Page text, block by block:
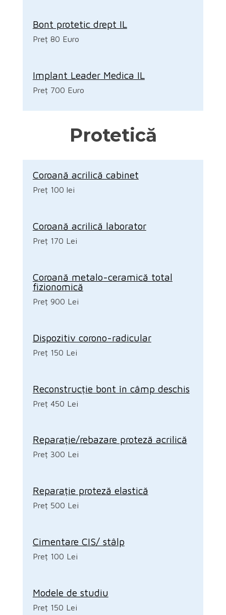
Bont protetic drept IL
Preț 80 Euro
Implant Leader Medica IL
Preț 700 Euro
Protetică
Coroană acrilică cabinet
Preț 100 lei
Coroană acrilică laborator
Preț 170 Lei
Coroană metalo-ceramică total
fizionomică
Preț 900 Lei
Dispozitiv corono-radicular
Preț 150 Lei
Reconstrucție bont în câmp deschis
Preț 450 Lei
Reparație/rebazare proteză acrilică
Preț 300 Lei
Reparație proteză elastică
Preț 500 Lei
Cimentare CIS/ stâlp
Preț 100 Lei
Modele de studiu
Preț 150 Lei